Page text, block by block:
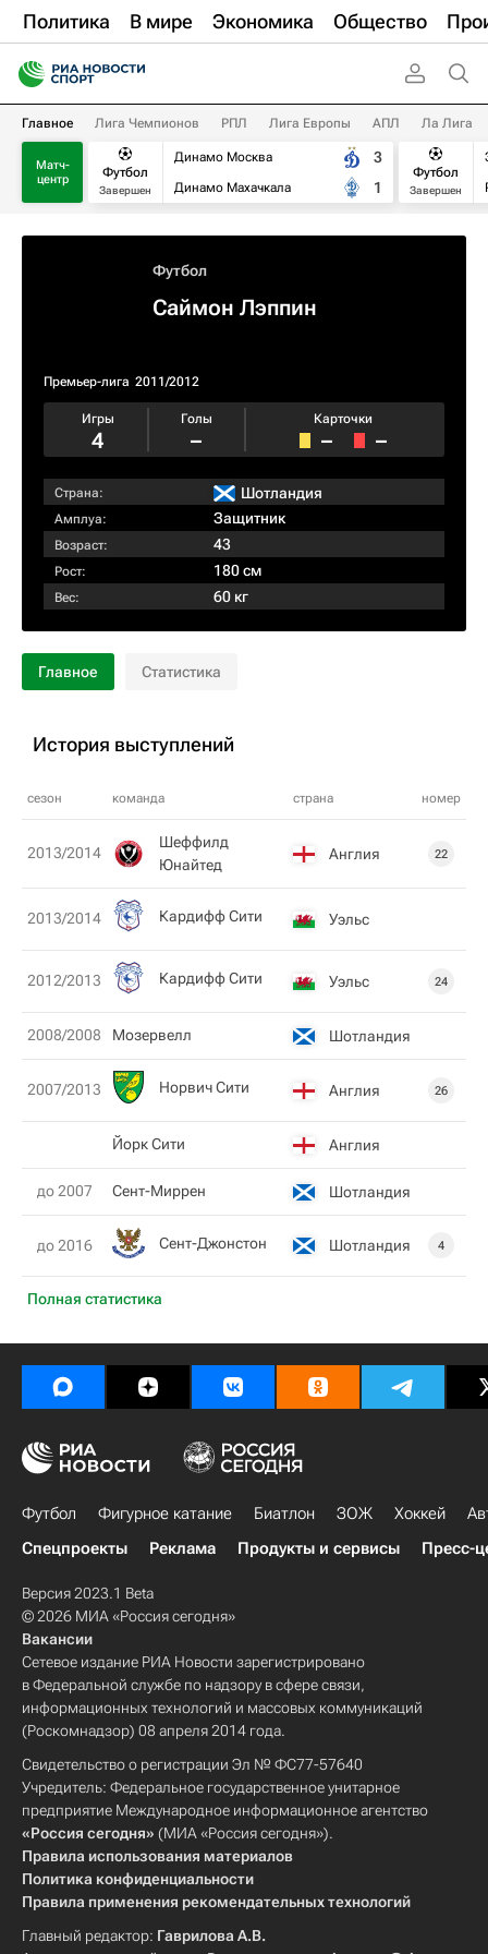
Политика В мире Экономика Общество
Главное Лига Чемпионов РПЛ Лига Европы АПЛ Ла Лига
Матч-
центр
Футбол
Завершен
Динамо Москва
Динамо Махачкала
3
1
Футбол
Завершен
Футбол
Саймон Лэппин
Премьер-лига 2011/2012
Игры
4
Голы
–
Карточки
– –
Страна: Шотландия
Амплуа: Защитник
Возраст: 43
Рост: 180 см
Вес: 60 кг
Главное Статистика
История выступлений
сезон команда страна номер
Полная статистика
2013/2014
Шеффилд
Юнайтед
Англия 22
2013/2014 Кардифф Сити Уэльс
2012/2013 Кардифф Сити Уэльс 24
2008/2008 Мозервелл Шотландия
2007/2013 Норвич Сити Англия 26
Йорк Сити Англия
до 2007 Сент-Миррен Шотландия
до 2016 Сент-Джонстон Шотландия 4
Футбол Фигурное катание Биатлон ЗОЖ Хоккей
Спецпроекты
Реклама Продукты и сервисы Пресс-
Версия 2023.1 Beta
© 2026 МИА «Россия сегодня»
Вакансии
Сетевое издание РИА Новости зарегистрировано
в Федеральной службе по надзору в сфере связи,
информационных технологий и массовых коммуникаций
(Роскомнадзор) 08 апреля 2014 года.
Свидетельство о регистрации Эл № ФС77-57640
Учредитель: Федеральное государственное унитарное
предприятие Международное информационное агентство
«Россия сегодня» (МИА «Россия сегодня»).
Правила использования материалов
Политика конфиденциальности
Правила применения рекомендательных технологий
Главный редактор: Гаврилова А.В.